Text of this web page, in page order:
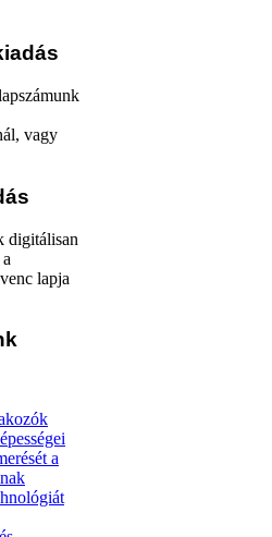
vagy
digitálisan
lapja
a